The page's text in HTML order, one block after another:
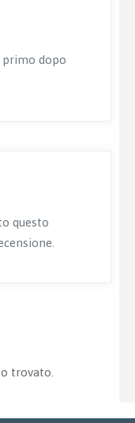
primo dopo
questo
trovato.